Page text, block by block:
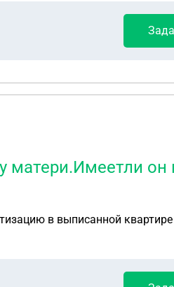
матери.Имеетли он
в выписанной квартире